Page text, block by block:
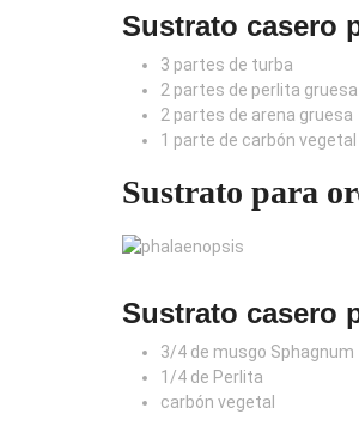
Sustrato casero
3 partes de turba
2 partes de perlita gruesa
2 partes de arena gruesa
1 parte de carbón vegetal
Sustrato para
Sustrato casero
3/4 de musgo Sphagnum
1/4 de Perlita
carbón vegetal